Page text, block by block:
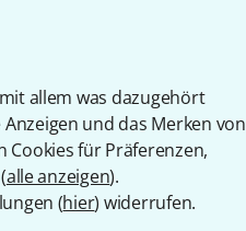
allem was dazugehört
und das Merken von
Cookies für Präferenzen,
alle anzeigen).
(hier) widerrufen.